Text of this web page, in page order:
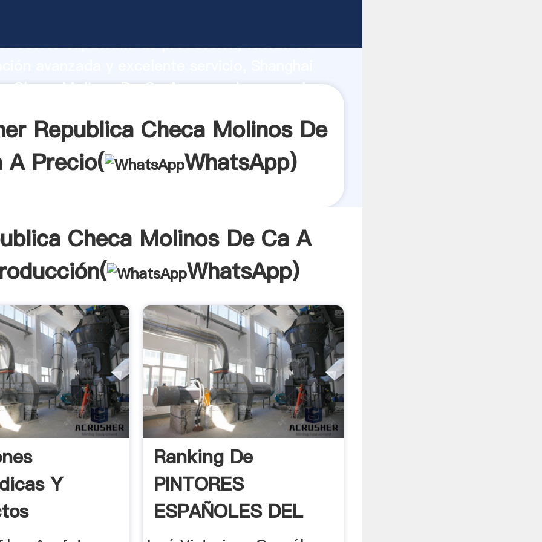
fuerte capacidad de producción, fuerza de
Checa Molinos De Ca A proveedor crea el
Republica Checa Molinos De
A Precio(
WhatsApp)
Checa Molinos De Ca A
WhatsApp)
Y
Ranking De
PINTORES
ESPAÑOLES DEL